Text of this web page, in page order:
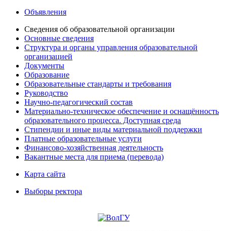
Объявления
Сведения об образовательной организации
Основные сведения
Структура и органы управления образовательной
организацией
Документы
Образование
Образовательные стандарты и требования
Руководство
Научно-педагогический состав
Материально-техническое обеспечение и оснащённость
образовательного процесса. Доступная среда
Стипендии и иные виды материальной поддержки
Платные образовательные услуги
Финансово-хозяйственная деятельность
Вакантные места для приема (перевода)
Карта сайта
Выборы ректора